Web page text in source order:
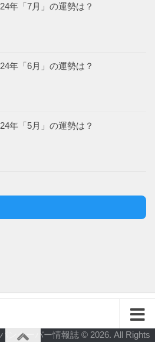
年「7月」の運勢は？
年「6月」の運勢は？
年「5月」の運勢は？
ンクーバー情報誌 © 2026. All Rights